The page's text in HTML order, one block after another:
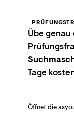
Übe
Tage
Öffnet die